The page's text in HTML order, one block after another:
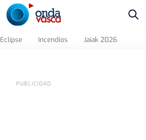
Eclipse Incendios Jaiak 2026